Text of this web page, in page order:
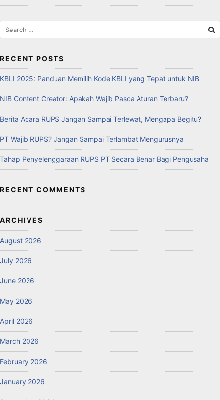
RECENT POSTS
KBLI 2025: Panduan Memilih Kode KBLI yang Tepat untuk NIB
NIB Content Creator: Apakah Wajib Pasca Aturan Terbaru?
Berita Acara RUPS Jangan Sampai Terlewat, Mengapa Begitu?
PT Wajib RUPS? Jangan Sampai Terlambat Mengurusnya
Tahap Penyelenggaraan RUPS PT Secara Benar Bagi Pengusaha
RECENT COMMENTS
ARCHIVES
August 2026
July 2026
June 2026
May 2026
April 2026
March 2026
February 2026
January 2026